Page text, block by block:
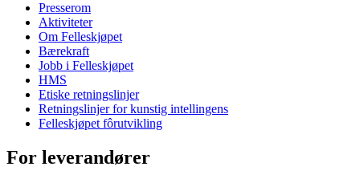
Presserom
Aktiviteter
Om Felleskjøpet
Bærekraft
Jobb i Felleskjøpet
HMS
Etiske retningslinjer
Retningslinjer for kunstig intellingens
Felleskjøpet fôrutvikling
For leverandører